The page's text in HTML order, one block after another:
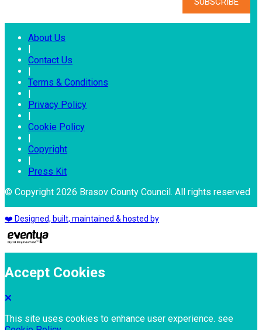
About Us
Contact Us
Terms & Conditions
Privacy Policy
Cookie Policy
Copyright
Press Kit
© Copyright 2026 Brasov County Council. All rights reserved
❤️ Designed, built, maintained & hosted by
Accept Cookies
This site uses cookies to enhance user experience. see